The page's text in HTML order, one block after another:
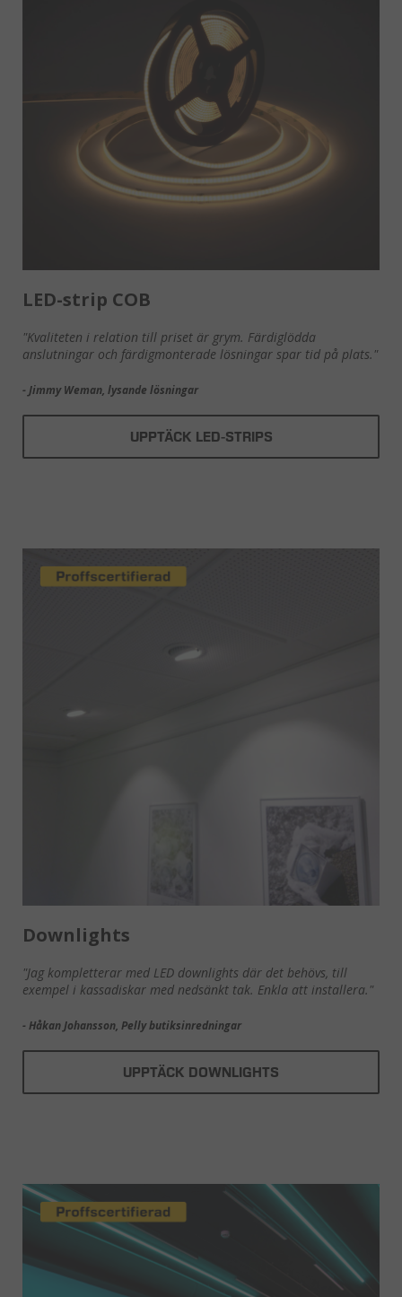
LED-strip COB
"Kvaliteten i relation till priset är grym. Färdiglödda
anslutningar och färdigmonterade lösningar spar tid på plats."
- Jimmy Weman, lysande lösningar
UPPTÄCK LED-STRIPS
Downlights
"Jag kompletterar med LED downlights där det behövs, till
exempel i kassadiskar med nedsänkt tak. Enkla att installera."
- Håkan Johansson, Pelly butiksinredningar
UPPTÄCK DOWNLIGHTS